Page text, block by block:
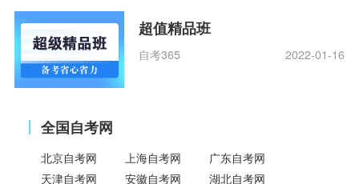
超值精品班
自考365 2022-01-16
全国自考网
北京自考网 上海自考网
广东自考网
天津自考网
安徽自考网 湖北自考网